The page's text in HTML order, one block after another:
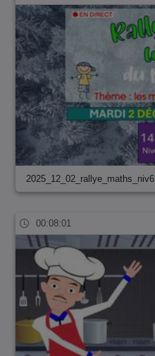
2025_12_02_rallye_maths_niv6
00:08:01